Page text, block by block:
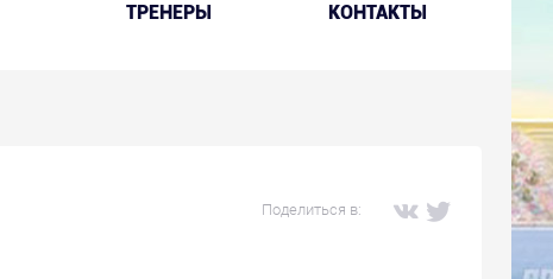
ТРЕНЕРЫ КОНТАКТЫ
Поделиться в: